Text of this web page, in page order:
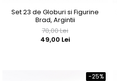
Set 23 de Globuri si Figurine
Brad, Argintii
70,00 Lei
49,00 Lei
-25%